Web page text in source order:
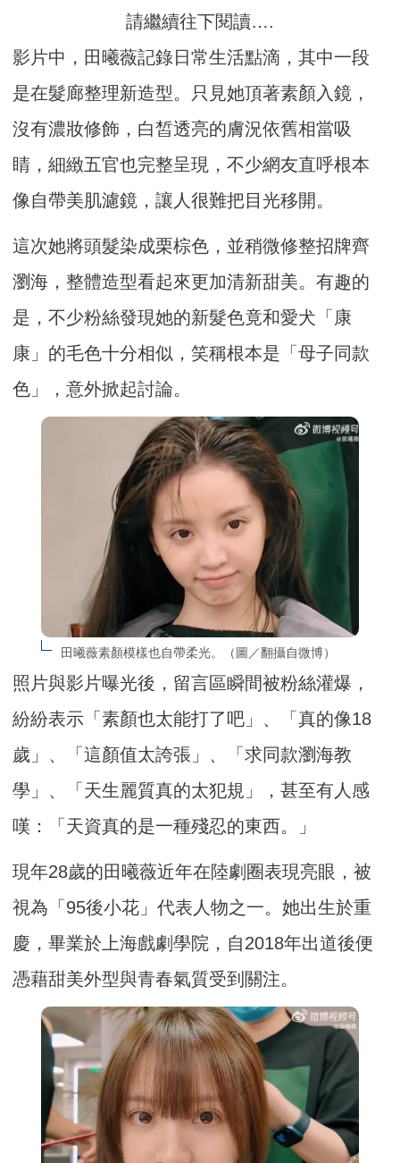
請繼續往下閱讀….
影片中，田曦薇記錄日常生活點滴，其中一段
是在髮廊整理新造型。只見她頂著素顏入鏡，
沒有濃妝修飾，白皙透亮的膚況依舊相當吸
睛，細緻五官也完整呈現，不少網友直呼根本
像自帶美肌濾鏡，讓人很難把目光移開。
這次她將頭髮染成栗棕色，並稍微修整招牌齊
瀏海，整體造型看起來更加清新甜美。有趣的
是，不少粉絲發現她的新髮色竟和愛犬「康
康」的毛色十分相似，笑稱根本是「母子同款
色」，意外掀起討論。
田曦薇素顏模樣也自帶柔光。（圖／翻攝自微博）
照片與影片曝光後，留言區瞬間被粉絲灌爆，
紛紛表示「素顏也太能打了吧」、「真的像18
歲」、「這顏值太誇張」、「求同款瀏海教
學」、「天生麗質真的太犯規」，甚至有人感
嘆：「天資真的是一種殘忍的東西。」
現年28歲的田曦薇近年在陸劇圈表現亮眼，被
視為「95後小花」代表人物之一。她出生於重
慶，畢業於上海戲劇學院，自2018年出道後便
憑藉甜美外型與青春氣質受到關注。